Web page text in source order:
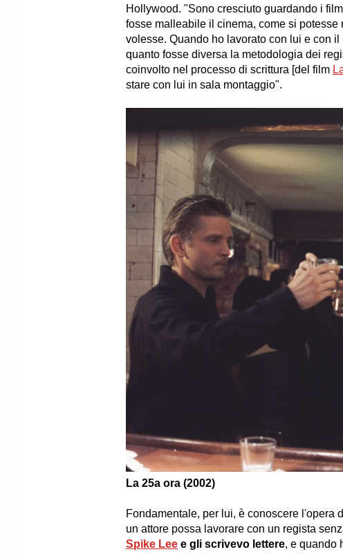
Hollywood. "Sono cresciuto guardando i
fosse malleabile il cinema, come si
volesse. Quando ho lavorato con lui e con il
quanto fosse diversa la metodologia dei
coinvolto nel processo di scrittura [del film
stare con lui in sala montaggio".
La 25a ora (2002)
Fondamentale, per lui, è conoscere l'opera
un attore possa lavorare con un regista
Spike Lee e gli scrivevo lettere, e quando